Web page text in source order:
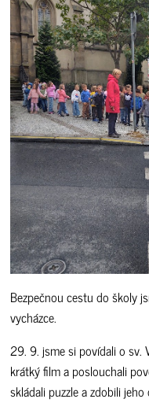
Bezpečnou cestu do školy
vycházce.
29. 9. jsme si povídali o sv.
krátký film a poslouchali
skládali puzzle a zdobili jeho